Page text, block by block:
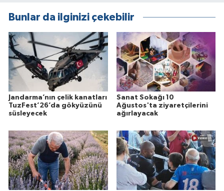
Bunlar da ilginizi çekebilir
Jandarma’nın çelik kanatları
TuzFest’26’da gökyüzünü
süsleyecek
Sanat Sokağı 10
Ağustos'ta ziyaretçilerini
ağırlayacak